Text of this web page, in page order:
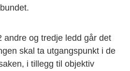
andre og tredje ledd går det
skal ta utgangspunkt i de
i tillegg til objektiv